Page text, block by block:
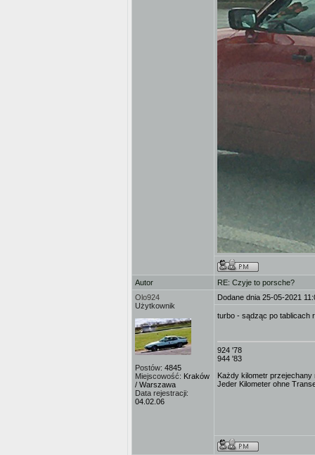
Autor
RE: Czyje to porsche?
Olo924
Użytkownik
Postów: 4845
Miejscowość: Kraków
/ Warszawa
Data rejestracji:
04.02.06
Dodane dnia 25-05-2021
turbo - sądząc po tablicach
924 '78
944 '83
Każdy kilometr
Jeder Kilometer ohne